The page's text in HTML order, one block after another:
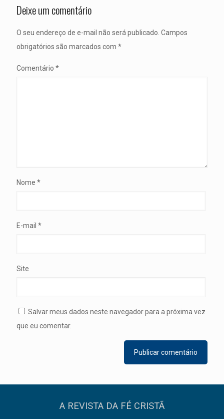
Deixe um comentário
O seu endereço de e-mail não será publicado. Campos
obrigatórios são marcados com *
Comentário *
Nome *
E-mail *
Site
Salvar meus dados neste navegador para a próxima vez
que eu comentar.
A REVISTA DA FÉ CRISTÃ